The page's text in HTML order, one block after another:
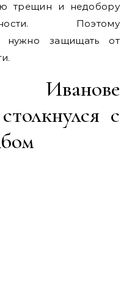
трещин и недобору
Поэтому
нужно защищать от
с